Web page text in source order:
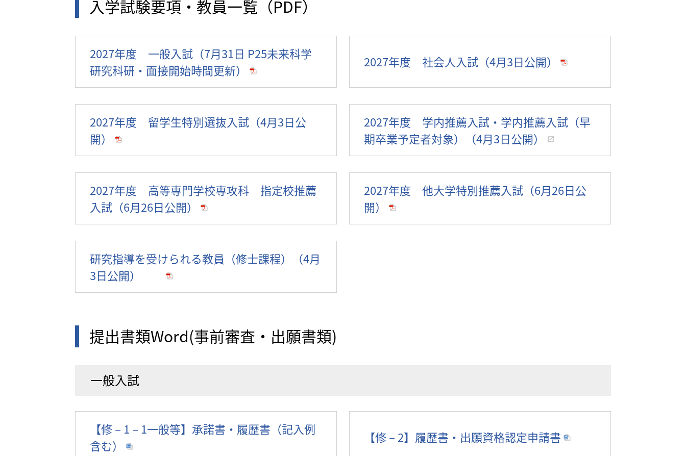
入学試験要項・教員一覧（PDF）
2027年度 一般入試（7月31日 P25未来科学
研究科研・面接開始時間更新）
2027年度 社会人入試（4月3日公開）
2027年度 留学生特別選抜入試（4月3日公
開）
2027年度 学内推薦入試・学内推薦入試（早
期卒業予定者対象）（4月3日公開）
2027年度 高等専門学校専攻科 指定校推薦
入試（6月26日公開）
2027年度 他大学特別推薦入試（6月26日公
開）
研究指導を受けられる教員（修士課程）（4月
3日公開）
提出書類Word(事前審査・出願書類)
一般入試
【修－1－1一般等】承諾書・履歴書（記入例
含む）
【修－2】履歴書・出願資格認定申請書